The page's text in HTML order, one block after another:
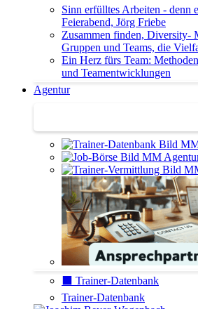
Sinn erfülltes Arbeiten - denn
Feierabend, Jörg Friebe
Zusammen finden, Diversity-
Gruppen und Teams, die
Ein Herz fürs Team:
und Teamentwicklungen
Agentur
⬛️ Trainer-Datenbank
Trainer-Datenbank